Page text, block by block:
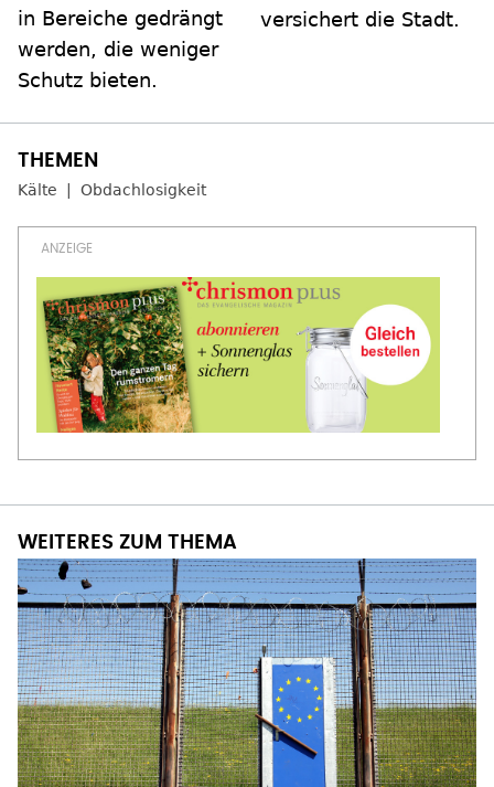
in Bereiche gedrängt
werden, die weniger
Schutz bieten.
versichert die Stadt.
Kälte Obdachlosigkeit
WEITERES ZUM THEMA